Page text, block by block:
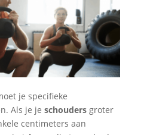
je specifieke
Als je je schoudersgroter
centimeters aan